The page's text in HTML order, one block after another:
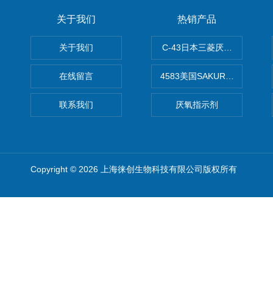
关于我们
关于我们
在线留言
联系我们
热销产品
C-43日本三菱厌氧培养袋
4583美国SAKURA樱花OCT
厌氧指示剂
Copyright © 2026 上海徕创生物科技有限公司版权所有